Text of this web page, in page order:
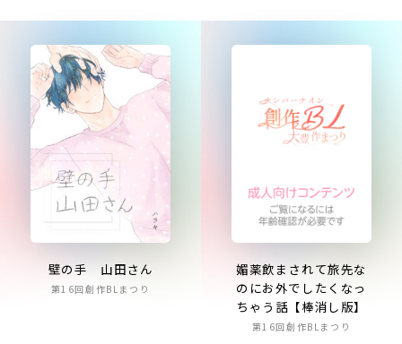
壁の手 山田さん
第16回創作BLまつり
媚薬飲まされて旅先な
のにお外でしたくなっ
ちゃう話【棒消し版】
第16回創作BLまつり